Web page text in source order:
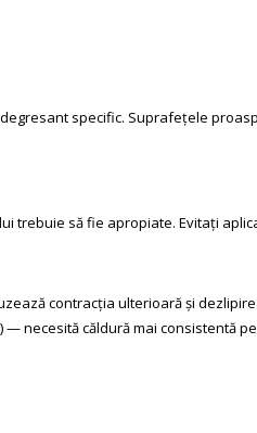
specific. Suprafețele
trebuie să fie apropiate. Evitați
contracția ulterioară și
— necesită căldură mai consistentă